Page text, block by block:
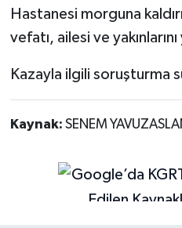
Hastanesi morguna
vefatı, ailesi ve
Kazayla ilgili soruşturma
Kaynak: SENEM